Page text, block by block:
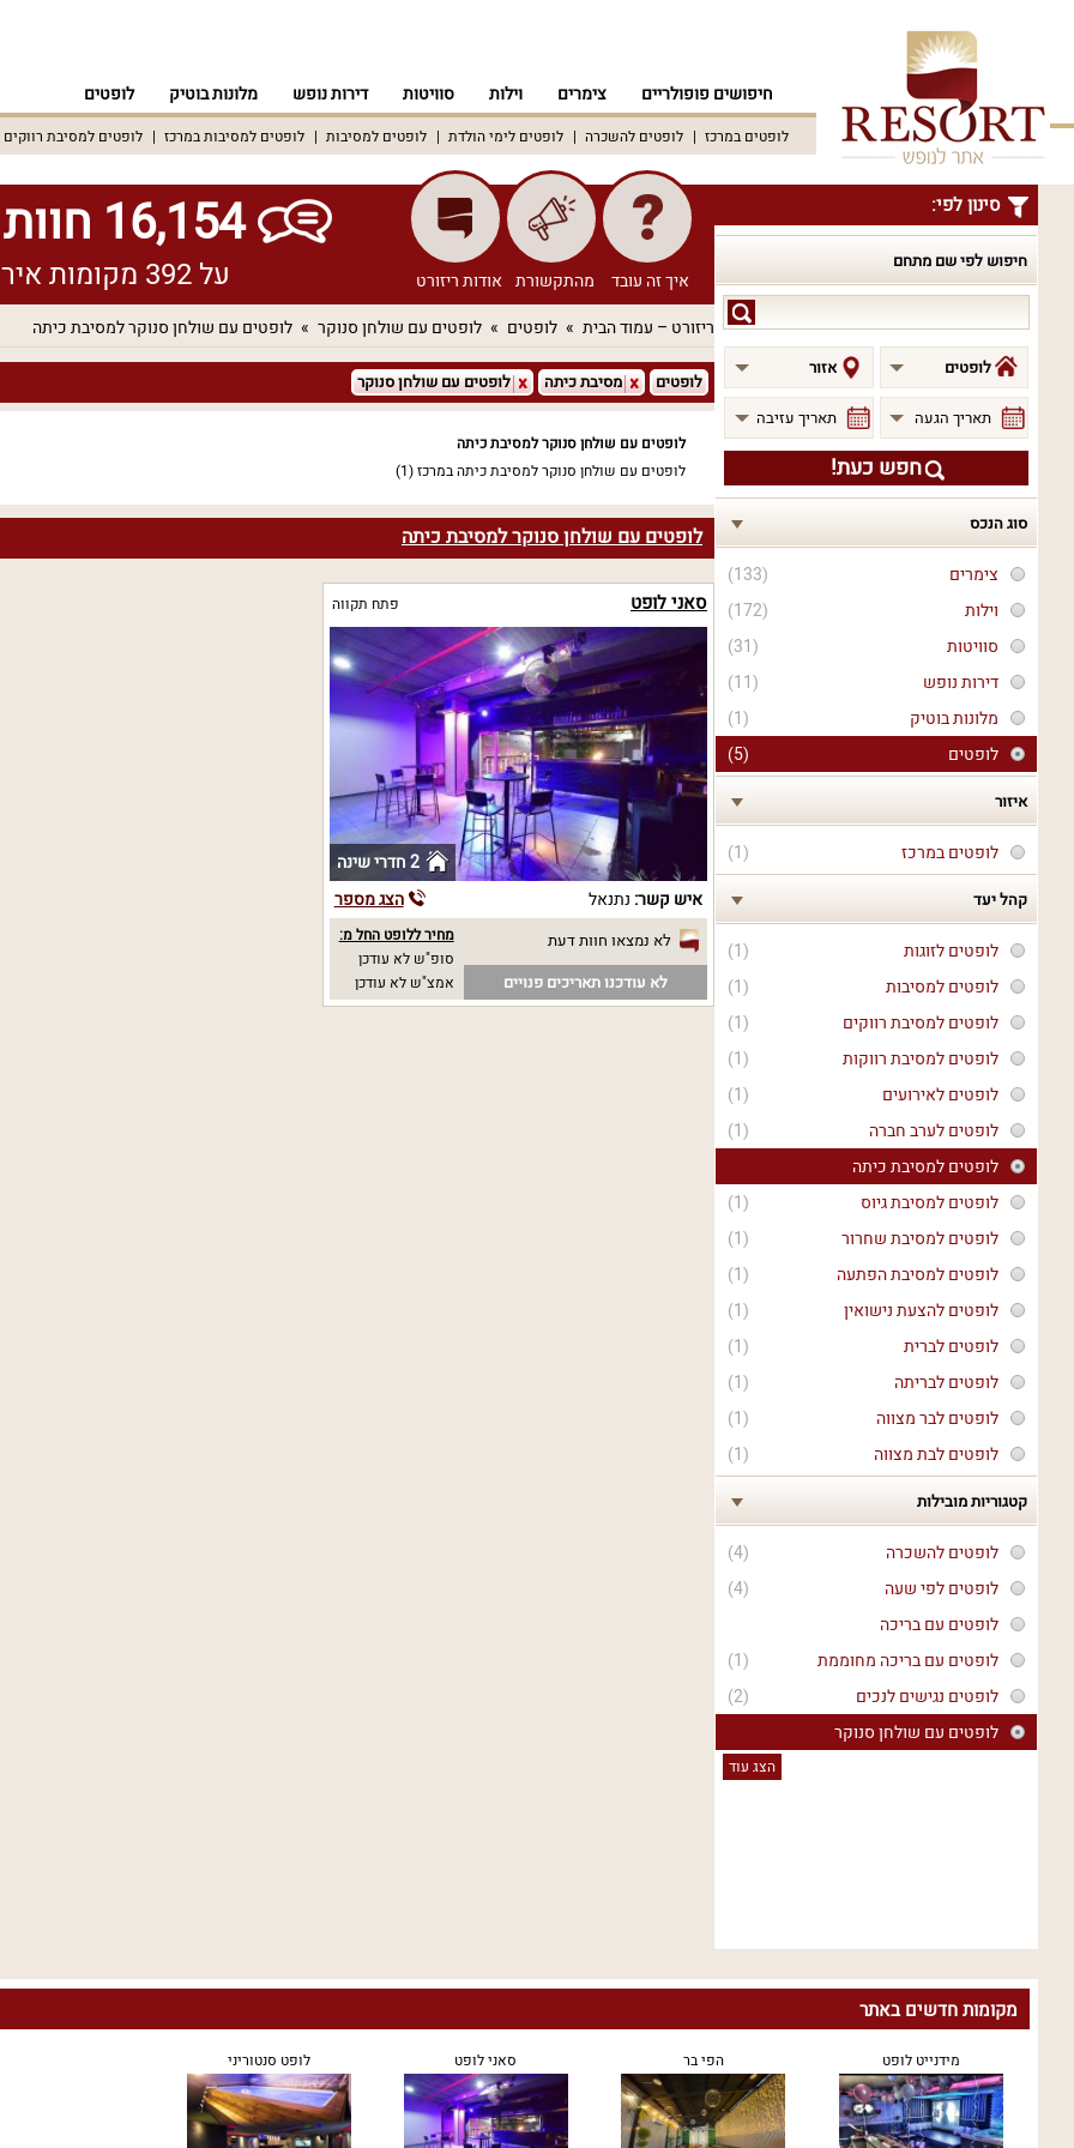
חיפושים פופולריים צימרים וילות סוויטות דירות נופש מלונות בוטיק לופטים
לופטים במרכז לופטים להשכרה לופטים לימי הולדת לופטים למסיבות לופטים למסיבות במרכז לופטים למסיבת רווקים
סינון לפי:
חיפוש לפי שם מתחם
לפי
שם
מתחם
לופטים אזור
תאריך הגעה תאריך עזיבה
חפש כעת!
סוג הנכס
(133)
צימרים
(172)
וילות
(31)
סוויטות
(11)
דירות נופש
(1)
מלונות בוטיק
(5)
לופטים
איזור
(1) לופטים במרכז
קהל יעד
(1)
לופטים לזוגות
(1)
לופטים למסיבות
(1)
לופטים למסיבת רווקים
(1)
לופטים למסיבת רווקות
(1)
לופטים לאירועים
(1)
לופטים לערב חברה
לופטים למסיבת כיתה
(1)
לופטים למסיבת גיוס
(1)
לופטים למסיבת שחרור
(1)
לופטים למסיבת הפתעה
(1)
לופטים להצעת נישואין
(1)
לופטים לברית
(1)
לופטים לבריתה
(1)
לופטים לבר מצווה
(1)
לופטים לבת מצווה
קטגוריות מובילות
(4)
לופטים להשכרה
(4)
לופטים לפי שעה
לופטים עם בריכה
(1)
לופטים עם בריכה מחוממת
(2)
לופטים נגישים לנכים
לופטים עם שולחן סנוקר
הצג עוד
איך זה עובד מהתקשורת אודות ריזורט
16,154 חוות דעת אמיתיות!
על 392 מקומות אירוח שונים ברחבי הארץ
ריזורט – עמוד הבית לופטים לופטים עם שולחן סנוקר לופטים עם שולחן סנוקר למסיבת כיתה
לופטים מסיבת כיתה לופטים עם שולחן סנוקר
לופטים עם שולחן סנוקר למסיבת כיתה
לופטים עם שולחן סנוקר למסיבת כיתה במרכז(1)
לופטים עם שולחן סנוקר למסיבת כיתה
סאני לופט פתח תקווה
2 חדרי שינה
איש קשר: נתנאל הצג מספר
לא נמצאו חוות דעת
לא עודכנו תאריכים פנויים
מחיר ללופט החל מ:
סופ"ש לא עודכן
אמצ"ש לא עודכן
מקומות חדשים באתר
מידנייט לופט הפי בר סאני לופט לופט סנטוריני